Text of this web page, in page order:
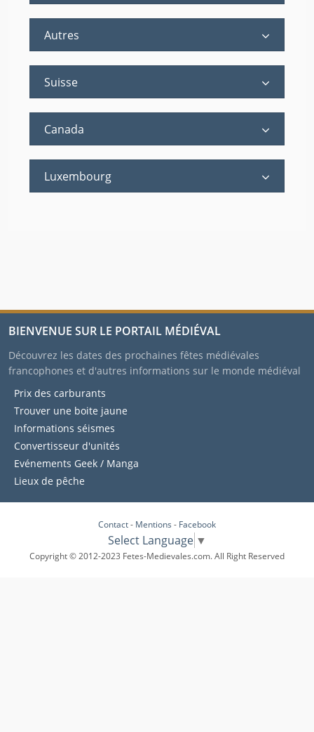
Autres
Suisse
Canada
Luxembourg
BIENVENUE SUR LE PORTAIL MÉDIÉVAL
Découvrez les dates des prochaines fêtes médiévales
francophones et d'autres informations sur le monde médiéval
Prix des carburants
Trouver une boite jaune
Informations séismes
Convertisseur d'unités
Evénements Geek / Manga
Lieux de pêche
Contact- Mentions - Facebook
Select Language ▼
Copyright © 2012-2023 Fetes-Medievales.com. All Right Reserved